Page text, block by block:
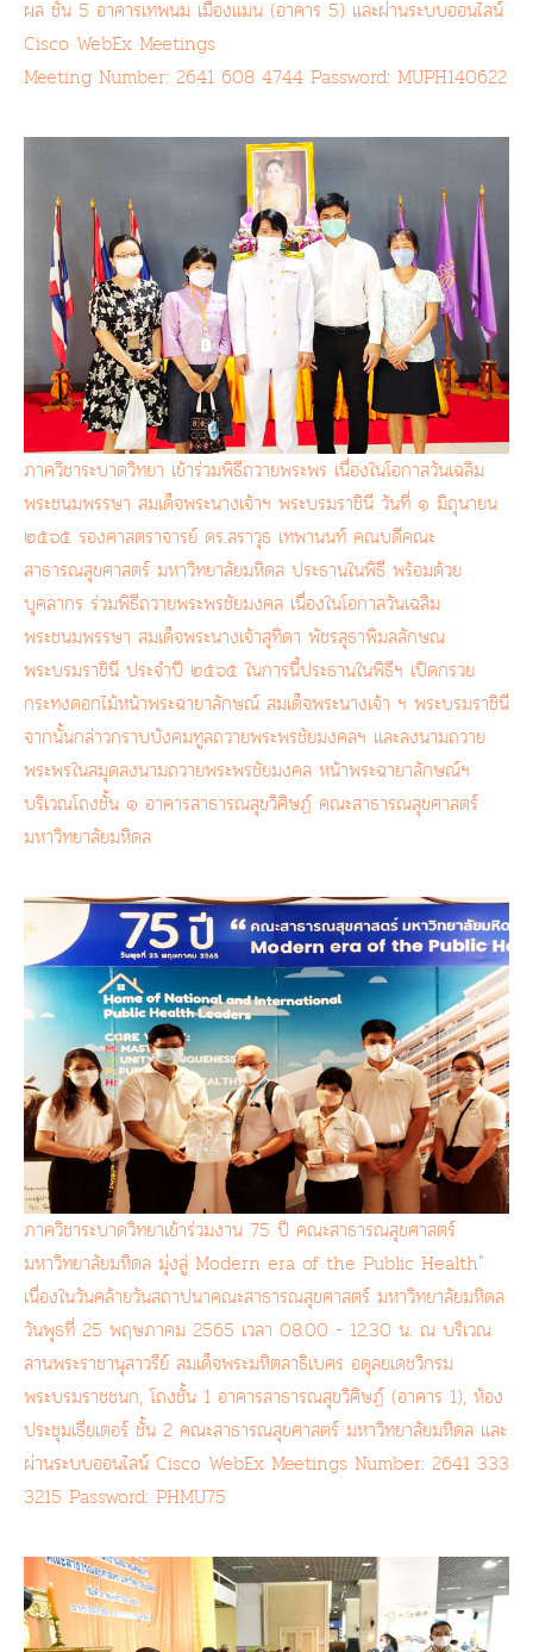
ผล ชั้น 5 อาคารเทพนม เมืองแมน (อาคาร 5) และผ่านระบบออนไลน์
Cisco WebEx Meetings
Meeting Number: 2641 608 4744 Password: MUPH140622
ภาควิชาระบาดวิทยา เข้าร่วมพิธีถวายพระพร เนื่องในโอกาสวันเฉลิม
พระชนมพรรษา สมเด็จพระนางเจ้าฯ พระบรมราชินี วันที่ ๑ มิถุนายน
๒๕๖๕ รองศาสตราจารย์ ดร.สราวุธ เทพานนท์ คณบดีคณะ
สาธารณสุขศาสตร์ มหาวิทยาลัยมหิดล ประธานในพิธี พร้อมด้วย
บุคลากร ร่วมพิธีถวายพระพรชัยมงคล เนื่องในโอกาสวันเฉลิม
พระชนมพรรษา สมเด็จพระนางเจ้าสุทิดา พัชรสุธาพิมลลักษณ
พระบรมราชินี ประจำปี ๒๕๖๕ ในการนี้ประธานในพิธีฯ เปิดกรวย
กระทงดอกไม้หน้าพระฉายาลักษณ์ สมเด็จพระนางเจ้า ฯ พระบรมราชินี
จากนั้นกล่าวกราบบังคมทูลถวายพระพรชัยมงคลฯ และลงนามถวาย
พระพรในสมุดลงนามถวายพระพรชัยมงคล หน้าพระฉายาลักษณ์ฯ
บริเวณโถงชั้น ๑ อาคารสาธารณสุขวิศิษฏ์ คณะสาธารณสุขศาสตร์
มหาวิทยาลัยมหิดล
ภาควิชาระบาดวิทยาเข้าร่วมงาน 75 ปี คณะสาธารณสุขศาสตร์
มหาวิทยาลัยมหิดล มุ่งสู่ Modern era of the Public Health"
เนื่องในวันคล้ายวันสถาปนาคณะสาธารณสุขศาสตร์ มหาวิทยาลัยมหิดล
วันพุธที่ 25 พฤษภาคม 2565 เวลา 08.00 - 12.30 น. ณ บริเวณ
ลานพระราชานุสาวรีย์ สมเด็จพระมหิตลาธิเบศร อดุลยเดชวิกรม
พระบรมราชชนก, โถงชั้น 1 อาคารสาธารณสุขวิศิษฏ์ (อาคาร 1), ห้อง
ประชุมเธียเตอร์ ชั้น 2 คณะสาธารณสุขศาสตร์ มหาวิทยาลัยมหิดล และ
ผ่านระบบออนไลน์ Cisco WebEx Meetings Number: 2641 333
3215 Password: PHMU75